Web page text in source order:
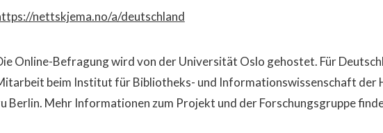
nettskjema.no/a/deutschland
Online-Befragung wird von der Universität Oslo gehostet. Für
beim Institut für Bibliotheks- und Informationswissenschaft der
Berlin. Mehr Informationen zum Projekt und der Forschungsgruppe